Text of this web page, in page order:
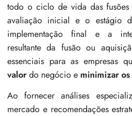
todo o ciclo de vida das
avaliação inicial e o estágio
implementação final e a
resultante da fusão ou
essenciais para as empresas
valordo negócio e minimizar
Ao fornecer análises
mercado e recomendações